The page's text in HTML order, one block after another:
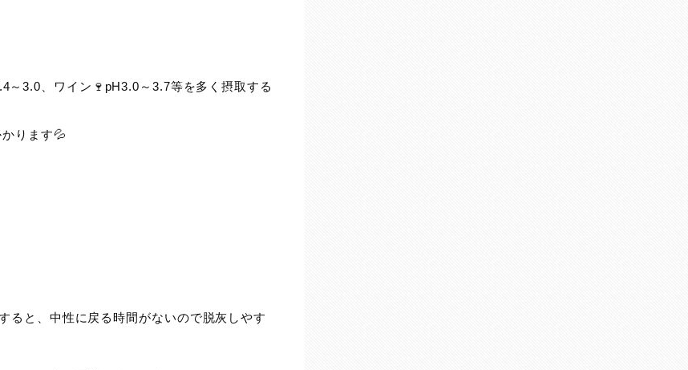
～3.0、ワイン🍷pH3.0～3.7等を多く摂取する
ります💦
ると、中性に戻る時間がないので脱灰しやす